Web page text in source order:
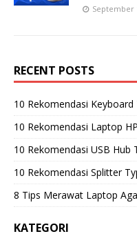
September
RECENT POSTS
10 Rekomendasi
10 Rekomendasi Laptop
10 Rekomendasi USB Hub
10 Rekomendasi Splitter
8 Tips Merawat Laptop
KATEGORI